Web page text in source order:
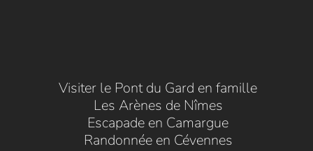
Visiter le Pont du Gard en famille
Les Arènes de Nîmes
Escapade en Camargue
Randonnée en Cévennes